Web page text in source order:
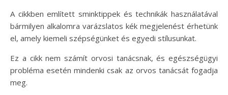
A cikkben említett sminktippek és technikák használatával
bármilyen alkalomra varázslatos kék megjelenést érhetünk
el, amely kiemeli szépségünket és egyedi stílusunkat.
Ez a cikk nem számít orvosi tanácsnak, és egészségügyi
probléma esetén mindenki csak az orvos tanácsát fogadja
meg.